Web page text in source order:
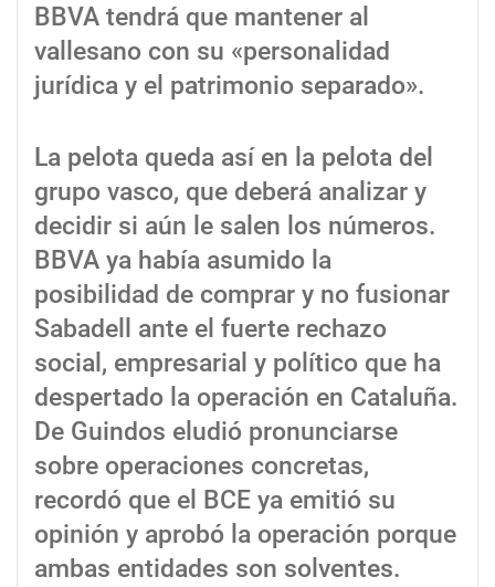
BBVA tendrá que mantener al
vallesano con su «personalidad
jurídica y el patrimonio separado».
La pelota queda así en la pelota del
grupo vasco, que deberá analizar y
decidir si aún le salen los números.
BBVA ya había asumido la
posibilidad de comprar y no fusionar
Sabadell ante el fuerte rechazo
social, empresarial y político que ha
despertado la operación en Cataluña.
De Guindos eludió pronunciarse
sobre operaciones concretas,
recordó que el BCE ya emitió su
opinión y aprobó la operación porque
ambas entidades son solventes.